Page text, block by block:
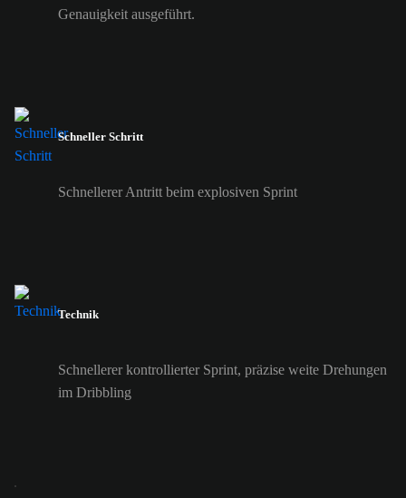
Genauigkeit ausgeführt.
Schneller Schritt
Schnellerer Antritt beim explosiven Sprint
Technik
Schnellerer kontrollierter Sprint, präzise weite Drehungen
im Dribbling